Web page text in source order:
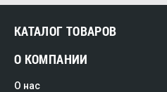
КАТАЛОГ ТОВАРОВ
О КОМПАНИИ
О нас